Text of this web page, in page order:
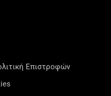
Επιστροφών